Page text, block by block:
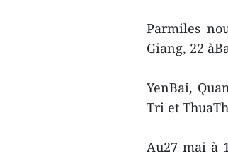
Parmiles
Giang, 22
YenBai,
Tri et
Au27 mai à